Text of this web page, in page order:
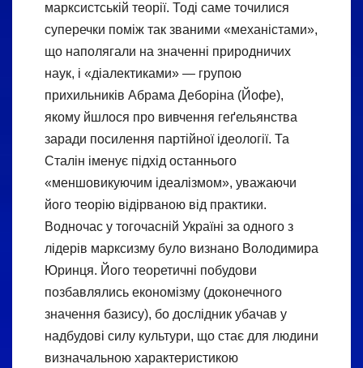
марксистській теорії. Тоді саме точилися
суперечки поміж так званими «механістами»,
що наполягали на значенні природничих
наук, і «діалектиками» — групою
прихильників Абрама Деборіна (Йофе),
якому йшлося про вивчення геґельянства
заради посилення партійної ідеології. Та
Сталін іменує підхід останнього
«меншовикуючим ідеалізмом», уважаючи
його теорію відірваною від практики.
Водночас у тогочасній Україні за одного з
лідерів марксизму було визнано Володимира
Юринця. Його теоретичні побудови
позбавлялись економізму (доконечного
значення базису), бо дослідник убачав у
надбудові силу культури, що стає для людини
визначальною характеристикою